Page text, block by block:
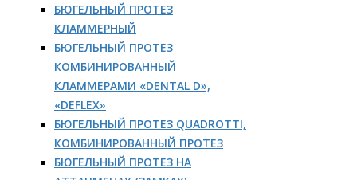
БЮГЕЛЬНЫЙ ПРОТЕЗ
КЛАММЕРНЫЙ
БЮГЕЛЬНЫЙ ПРОТЕЗ
КОМБИНИРОВАННЫЙ
КЛАММЕРАМИ «DENTAL D»,
«DEFLEX»
БЮГЕЛЬНЫЙ ПРОТЕЗ QUADROTTI,
КОМБИНИРОВАННЫЙ ПРОТЕЗ
БЮГЕЛЬНЫЙ ПРОТЕЗ НА